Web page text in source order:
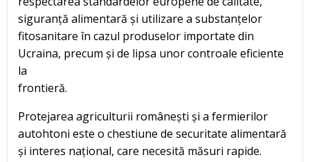
siguranță alimentară și utilizare a substanțelor
fitosanitare în cazul produselor importate din
Ucraina, precum și de lipsa unor controale eficiente
la
frontieră.
Protejarea agriculturii românești și a fermierilor
autohtoni este o chestiune de securitate alimentară
și interes național, care necesită măsuri rapide.